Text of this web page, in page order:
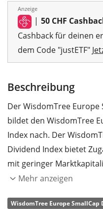
Anzeige
| 50 CHF
Cashback für deinen
dem Code "justETF"
Beschreibung
Der WisdomTree Europe
bildet den WisdomTree
Index nach. Der
Dividend Index bietet
mit geringer
einer hohen
Unternehmensführung)
Mehr anzeigen
WisdomTree Europe SmallCap